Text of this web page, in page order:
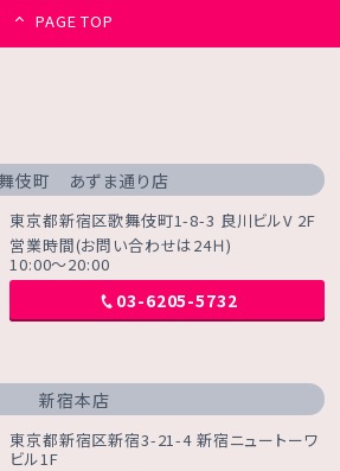
PAGE TOP
伎町 あずま通り店
東京都新宿区歌舞伎町1-8-3 良川ビルV 2F
営業時間(お問い合わせは24Ｈ)
10:00～20:00
03-6205-5732
新宿本店
東京都新宿区新宿3-21-4 新宿ニュートーワ
ビル1F